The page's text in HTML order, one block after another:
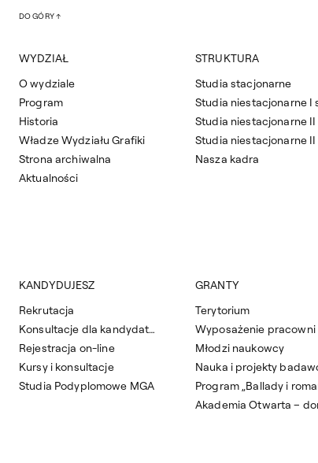
DO GÓRY
WYDZIAŁ
O wydziale
Program
Historia
Władze Wydziału Grafiki
Strona archiwalna
Aktualności
STRUKTURA
Studia stacjonarne
Nasza kadra
KANDYDUJESZ
Rekrutacja
Konsultacje dla kandydatów
Rejestracja on-line
Kursy i konsultacje
Studia Podyplomowe MGA
GRANTY
Terytorium
Młodzi naukowcy